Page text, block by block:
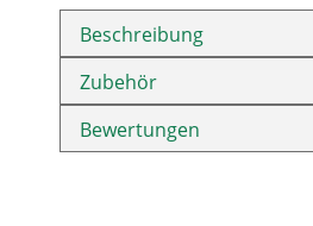
Beschreibung
Zubehör
Bewertungen